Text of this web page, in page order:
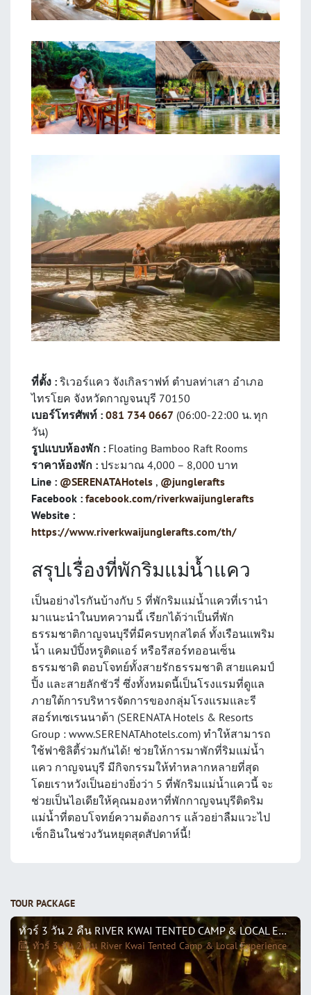
ที่ตั้ง : ริเวอร์แคว จังเกิลราฟท์ ตำบลท่าเสา อำเภอ
ไทรโยค จังหวัดกาญจนบุรี 70150
เบอร์โทรศัพท์ : 081 734 0667 (06:00-22:00 น. ทุก
วัน)
รูปแบบห้องพัก : Floating Bamboo Raft Rooms
ราคาห้องพัก : ประมาณ 4,000 – 8,000 บาท
Line : @SERENATAHotels , @junglerafts
Facebook : facebook.com/riverkwaijunglerafts
Website :
https://www.riverkwaijunglerafts.com/th/
สรุปเรื่องที่พักริมแม่น้ำแคว
เป็นอย่างไรกันบ้างกับ 5 ที่พักริมแม่น้ำแควที่เรานำ
มาแนะนำในบทความนี้ เรียกได้ว่าเป็นที่พัก
ธรรมชาติกาญจนบุรีที่มีครบทุกสไตล์ ทั้งเรือนแพริม
น้ำ แคมป์ปิ้งหรูติดแอร์ หรือรีสอร์ทออนเซ็น
ธรรมชาติ ตอบโจทย์ทั้งสายรักธรรมชาติ สายแคมป์
ปิ้ง และสายลักชัวรี่ ซึ่งทั้งหมดนี้เป็นโรงแรมที่ดูแล
ภายใต้การบริหารจัดการของกลุ่มโรงแรมและรี
สอร์ทเซเรนนาต้า (SERENATA Hotels & Resorts
Group : www.SERENATAhotels.com) ทำให้สามารถ
ใช้ฟาซิลิตี้ร่วมกันได้! ช่วยให้การมาพักที่ริมแม่น้ำ
แคว กาญจนบุรี มีกิจกรรมให้ทำหลากหลายที่สุด
โดยเราหวังเป็นอย่างยิ่งว่า 5 ที่พักริมแม่น้ำแควนี้ จะ
ช่วยเป็นไอเดียให้คุณมองหาที่พักกาญจนบุรีติดริม
แม่น้ำที่ตอบโจทย์ความต้องการ แล้วอย่าลืมแวะไป
เช็กอินในช่วงวันหยุดสุดสัปดาห์นี้!
TOUR PACKAGE
ทัวร์ 3 วัน 2 คืน RIVER KWAI TENTED CAMP & LOCAL EXPERIENCE
ทัวร์ 3 วัน 2 คืน River Kwai Tented Camp & Local Experience